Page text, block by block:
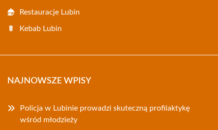
Restauracje Lubin
Kebab Lubin
NAJNOWSZE WPISY
Policja w Lubinie prowadzi skuteczną profilaktykę
wśród młodzieży